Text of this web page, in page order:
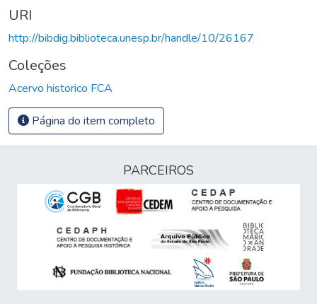
URI
http://bibdig.biblioteca.unesp.br/handle/10/26167
Coleções
Acervo historico FCA
Página do item completo
PARCEIROS